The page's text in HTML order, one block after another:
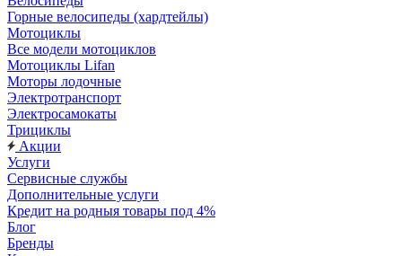
Горные велосипеды (хардтейлы)
Мотоциклы
Все модели мотоциклов
Мотоциклы Lifan
Моторы лодочные
Электротранспорт
Электросамокаты
Трициклы
Акции
Услуги
Сервисные службы
Дополнительные услуги
Кредит на родныя товары под 4%
Блог
Бренды